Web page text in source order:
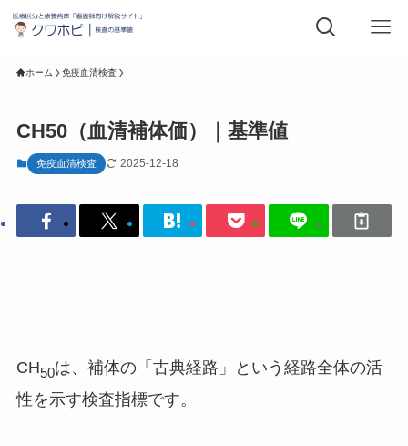
ホーム 免疫血清検査
CH50（血清補体価）｜基準値
免疫血清検査 2025-12-18
CH50は、補体の「古典経路」という経路全体の活
性を示す検査指標です。